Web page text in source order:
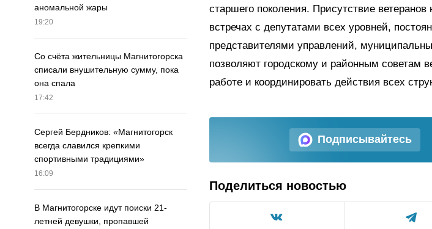
аномальной жары
19:20
Со счёта жительницы Магнитогорска
списали внушительную сумму, пока
она спала
17:42
Сергей Бердников: «Магнитогорск
всегда славился крепкими
спортивными традициями»
16:09
В Магнитогорске идут поиски 21-
летней девушки, пропавшей
старшего поколения. Присутствие
встречах с депутатами всех уровней,
представителями управлений,
позволяют городскому и районным советам
работе и координировать действия всех
Подписывайтесь
Поделиться новостью